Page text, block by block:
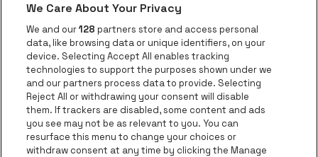
Nieuws
Instagram
Facebook
Threads
TiktokYoutube
Ga naar de website van AFAS Software logo
Ga naar de website van Lotto
Ga naar de
Ga naar de website van Trixxo
Ga naar de
We Care About Your Privacy
We and our128 partners store and access personal
data, like browsing data or unique identifiers, on your
device. Selecting Accept All enables tracking
technologies to support the purposes shown under we
and our partners process data to provide. Selecting
Reject All or withdrawing your consent will disable
them. If trackers are disabled, some content and ads
you see may not be as relevant to you. You can
resurface this menu to change your choices or
withdraw consent at any time by clicking the Manage